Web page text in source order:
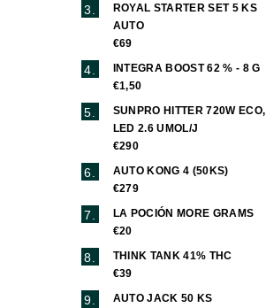
ROYAL STARTER SET 5 KS
AUTO
€69
INTEGRA BOOST 62 % - 8 G
€1,50
SUNPRO HITTER 720W ECO,
LED 2.6 UMOL/J
€290
AUTO KONG 4 (50KS)
€279
LA POCIÓN MORE GRAMS
€20
THINK TANK 41% THC
€39
AUTO JACK 50 KS